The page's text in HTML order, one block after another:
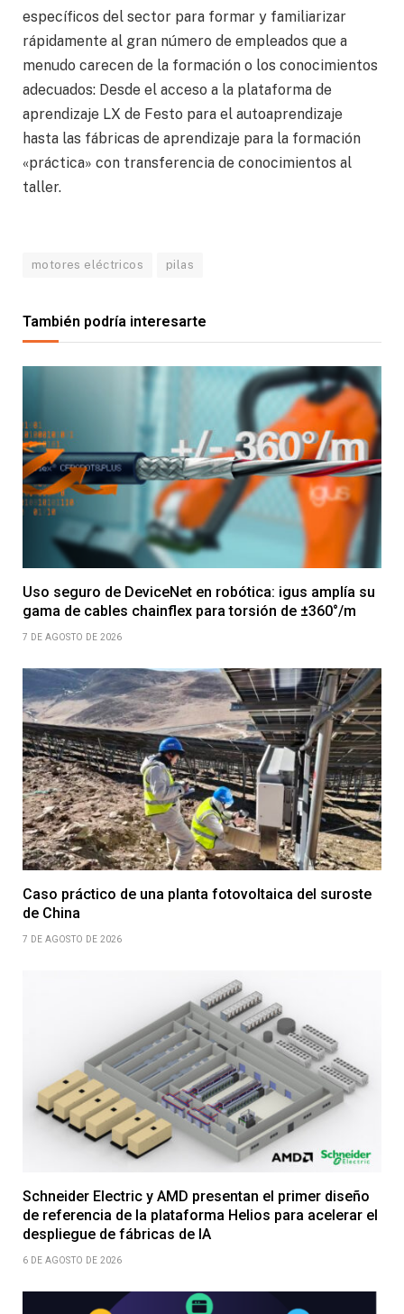
específicos del sector para formar y familiarizar
rápidamente al gran número de empleados que a
menudo carecen de la formación o los conocimientos
adecuados: Desde el acceso a la plataforma de
aprendizaje LX de Festo para el autoaprendizaje
hasta las fábricas de aprendizaje para la formación
«práctica» con transferencia de conocimientos al
taller.
motores eléctricos pilas
También podría interesarte
Uso seguro de DeviceNet en robótica: igus amplía su
gama de cables chainflex para torsión de ±360°/m
7 DE AGOSTO DE 2026
Caso práctico de una planta fotovoltaica del suroste
de China
7 DE AGOSTO DE 2026
Schneider Electric y AMD presentan el primer diseño
de referencia de la plataforma Helios para acelerar el
despliegue de fábricas de IA
6 DE AGOSTO DE 2026